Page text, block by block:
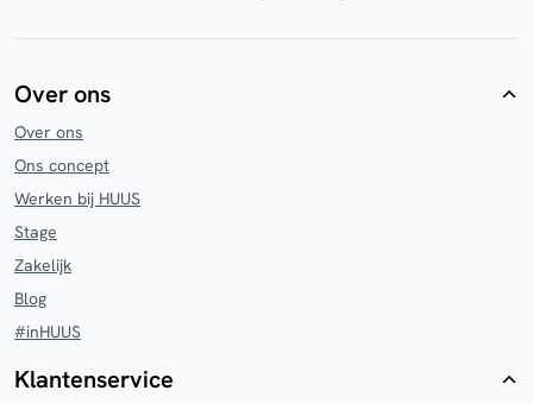
Over ons
Over ons
Ons concept
Werken bij HUUS
Stage
Zakelijk
Blog
#inHUUS
Klantenservice